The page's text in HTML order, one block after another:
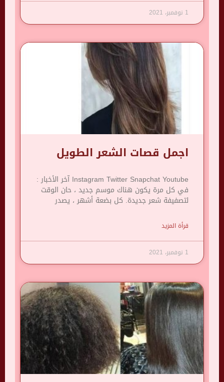
1 نوفمبر، 2021
اجمل قصات الشعر الطويل
Instagram Twitter Snapchat Youtube آخر الأخبار :
في كل مرة يكون هناك موسم جديد ، حان الوقت
لتصفيفة شعر جديدة. كل بضعة أشهر ، يصدر
قرأة المزيد
1 نوفمبر، 2021